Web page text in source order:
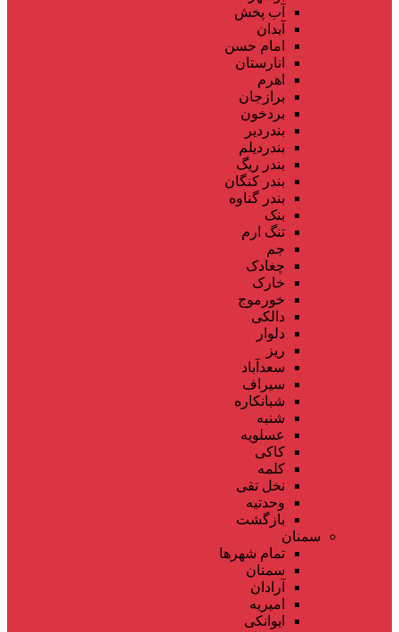
آب پخش
آبدان
امام حسن
انارستان
اهرم
برازجان
بردخون
بندردیر
بندردیلم
بندر ریگ
بندر کنگان
بندر گناوه
بنک
تنگ ارم
جم
چغادک
خارک
خورموج
دالکی
دلوار
ریز
سعدآباد
سیراف
شبانکاره
شنبه
عسلویه
کاکی
کلمه
نخل تقی
وحدتیه
بازگشت
سمنان
تمام شهر‌ها
سمنان
آرادان
امیریه
ایوانکی